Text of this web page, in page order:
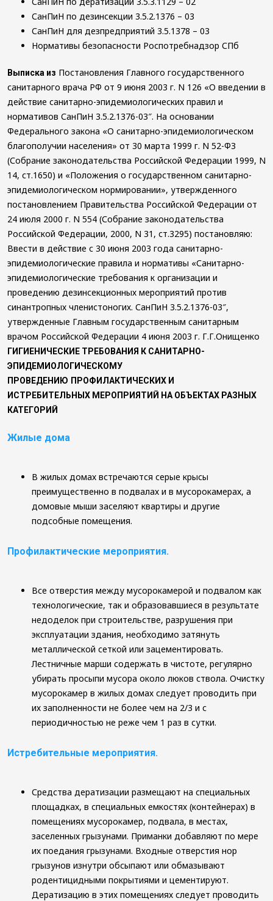
Уничтожение
пауков
Уничтожение
короеда
кожееда
Уничтожение
змей
Уничтожение
мокриц
Уничтожение
уховерток
Уничтожение
пчел
Уничтожение
ос
Уничтожение
шершней
Уничтожение
насекомых
Фумигация
фосфином
Уничтожение
блох
общепите
ОБРАБОТКА
ОТ
Проведение
работ
по
дезинфекции
автотранспорта
Уничтожение
плесени
к
обработке
Заключить
договор
СанПиН по дезинсекции 3.5.2.1376 – 03
СанПиН для дезпредприятий 3.5.1378 – 03
Нормативы безопасности Роспотребнадзор СПб
Выписка из Постановления Главного государственного
санитарного врача РФ от 9 июня 2003 г. N 126 «О введении в
действие санитарно-эпидемиологических правил и
нормативов СанПиН 3.5.2.1376-03″. На основании
Федерального закона «О санитарно-эпидемиологическом
благополучии населения» от 30 марта 1999 г. N 52-ФЗ
(Собрание законодательства Российской Федерации 1999, N
14, ст.1650) и «Положения о государственном санитарно-
эпидемиологическом нормировании», утвержденного
постановлением Правительства Российской Федерации от
24 июля 2000 г. N 554 (Собрание законодательства
Российской Федерации, 2000, N 31, ст.3295) постановляю:
Ввести в действие с 30 июня 2003 года санитарно-
эпидемиологические правила и нормативы «Санитарно-
эпидемиологические требования к организации и
проведению дезинсекционных мероприятий против
синантропных членистоногих. СанПиН 3.5.2.1376-03″,
утвержденные Главным государственным санитарным
врачом Российской Федерации 4 июня 2003 г. Г.Г.Онищенко
ГИГИЕНИЧЕСКИЕ ТРЕБОВАНИЯ К САНИТАРНО-
ЭПИДЕМИОЛОГИЧЕСКОМУ
ПРОВЕДЕНИЮ ПРОФИЛАКТИЧЕСКИХ И
ИСТРЕБИТЕЛЬНЫХ МЕРОПРИЯТИЙ НА ОБЪЕКТАХ РАЗНЫХ
КАТЕГОРИЙ
Жилые дома
В жилых домах встречаются серые крысы
преимущественно в подвалах и в мусорокамерах, а
домовые мыши заселяют квартиры и другие
подсобные помещения.
Профилактические мероприятия.
Все отверстия между мусорокамерой и подвалом как
технологические, так и образовавшиеся в результате
недоделок при строительстве, разрушения при
эксплуатации здания, необходимо затянуть
металлической сеткой или зацементировать.
Лестничные марши содержать в чистоте, регулярно
убирать просыпи мусора около люков ствола. Очистку
мусорокамер в жилых домах следует проводить при
их заполненности не более чем на 2/3 и с
периодичностью не реже чем 1 раз в сутки.
Истребительные мероприятия.
Средства дератизации размещают на специальных
площадках, в специальных емкостях (контейнерах) в
помещениях мусорокамер, подвала, в местах,
заселенных грызунами. Приманки добавляют по мере
их поедания грызунами. Входные отверстия нор
грызунов изнутри обсыпают или обмазывают
родентицидными покрытиями и цементируют.
Дератизацию в этих помещениях следует проводить